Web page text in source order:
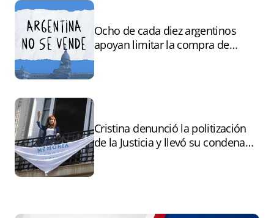
Ocho de cada diez argentinos
apoyan limitar la compra de
Cristina denunció la politización
de la Justicia y llevó su condena